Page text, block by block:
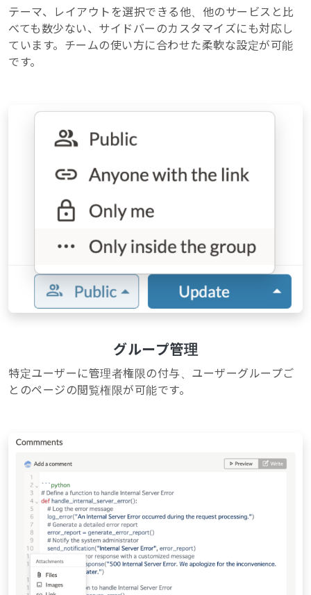
テーマ、レイアウトを選択できる他、他のサービスと比
べても数少ない、サイドバーのカスタマイズにも対応し
ています。チームの使い方に合わせた柔軟な設定が可能
です。
グループ管理
特定ユーザーに管理者権限の付与、ユーザーグループご
とのページの閲覧権限が可能です。